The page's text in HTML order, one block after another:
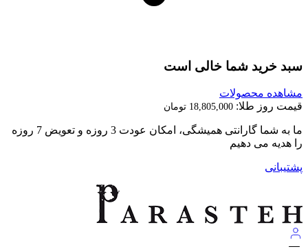
خرید شما خالی است
محصولات
روز طلا:18,805,000 تومان
با پرسته بدرخش ★